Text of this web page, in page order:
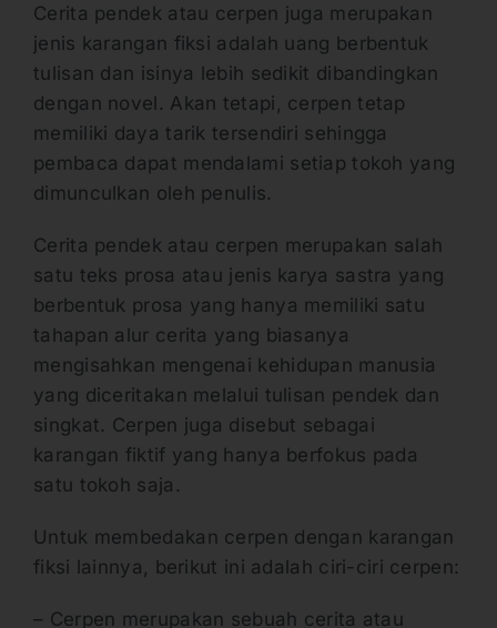
Cerita pendek atau cerpen juga merupakan
jenis karangan fiksi adalah uang berbentuk
tulisan dan isinya lebih sedikit dibandingkan
dengan novel. Akan tetapi, cerpen tetap
memiliki daya tarik tersendiri sehingga
pembaca dapat mendalami setiap tokoh yang
dimunculkan oleh penulis.
Cerita pendek atau cerpen merupakan salah
satu teks prosa atau jenis karya sastra yang
berbentuk prosa yang hanya memiliki satu
tahapan alur cerita yang biasanya
mengisahkan mengenai kehidupan manusia
yang diceritakan melalui tulisan pendek dan
singkat. Cerpen juga disebut sebagai
karangan fiktif yang hanya berfokus pada
satu tokoh saja.
Untuk membedakan cerpen dengan karangan
fiksi lainnya, berikut ini adalah ciri-ciri cerpen:
– Cerpen merupakan sebuah cerita atau